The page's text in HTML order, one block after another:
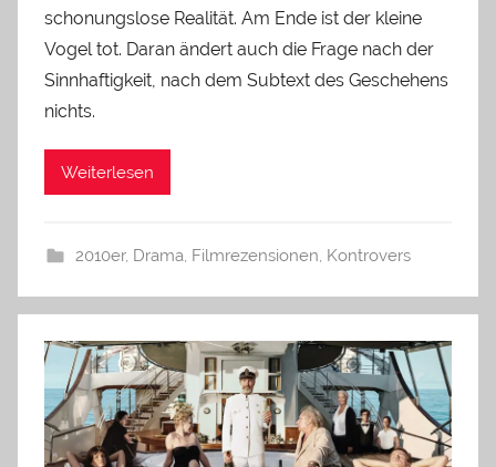
schonungslose Realität. Am Ende ist der kleine
Vogel tot. Daran ändert auch die Frage nach der
Sinnhaftigkeit, nach dem Subtext des Geschehens
nichts.
Weiterlesen
2010er, Drama, Filmrezensionen, Kontrovers